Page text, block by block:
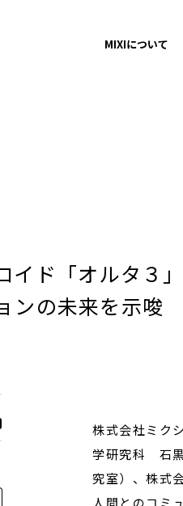
MIXIについて
ド「オルタ３
ンの未来を示唆
株式会社ミク
学研究科 石
究室）、株式
人間とのコミ